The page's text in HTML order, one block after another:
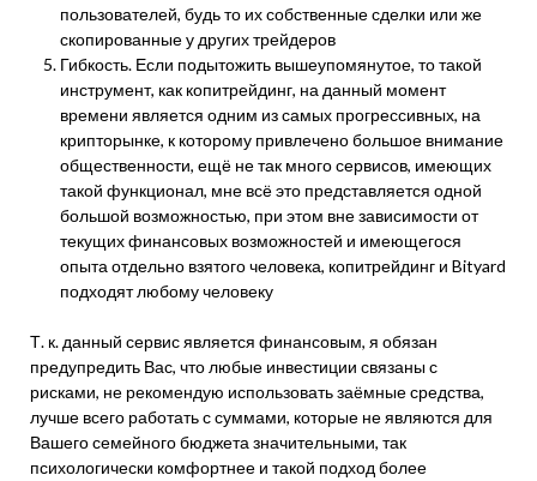
пользователей, будь то их собственные сделки или же
скопированные у других трейдеров
Гибкость. Если подытожить вышеупомянутое, то такой
инструмент, как копитрейдинг, на данный момент
времени является одним из самых прогрессивных, на
крипторынке, к которому привлечено большое внимание
общественности, ещё не так много сервисов, имеющих
такой функционал, мне всё это представляется одной
большой возможностью, при этом вне зависимости от
текущих финансовых возможностей и имеющегося
опыта отдельно взятого человека, копитрейдинг и Bityard
подходят любому человеку
Т. к. данный сервис является финансовым, я обязан
предупредить Вас, что любые инвестиции связаны с
рисками, не рекомендую использовать заёмные средства,
лучше всего работать с суммами, которые не являются для
Вашего семейного бюджета значительными, так
психологически комфортнее и такой подход более